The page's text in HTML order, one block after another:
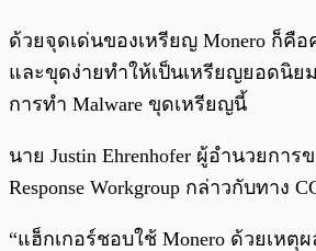
ด้วยจุดเด่นของเหรียญ Monero ก็คื
และขุดง่ายทำให้เป็นเหรียญยอดนิย
การทำ Malware ขุดเหรียญนี้
นาย Justin Ehrenhofer ผู้อำนวยการ
Response Workgroup กล่าวกับทาง
“แฮ็กเกอร์ชอบใช้ Monero ด้วยเหตุ